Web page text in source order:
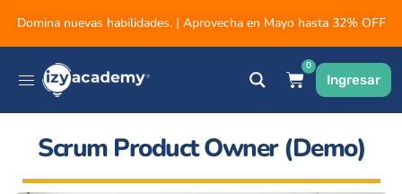
Domina nuevas habilidades. | Aprovecha en Mayo hasta 32% OFF
0
Ingresar
Scrum Product Owner (Demo)